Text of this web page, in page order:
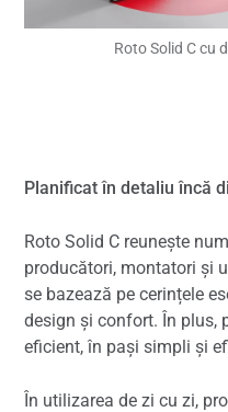
Roto Solid C cu
Planificat în detaliu încă
Roto Solid C reunește
producători, montatori și
se bazează pe cerințele
design și confort. În plus,
eficient, în pași simpli și
În utilizarea de zi cu zi,